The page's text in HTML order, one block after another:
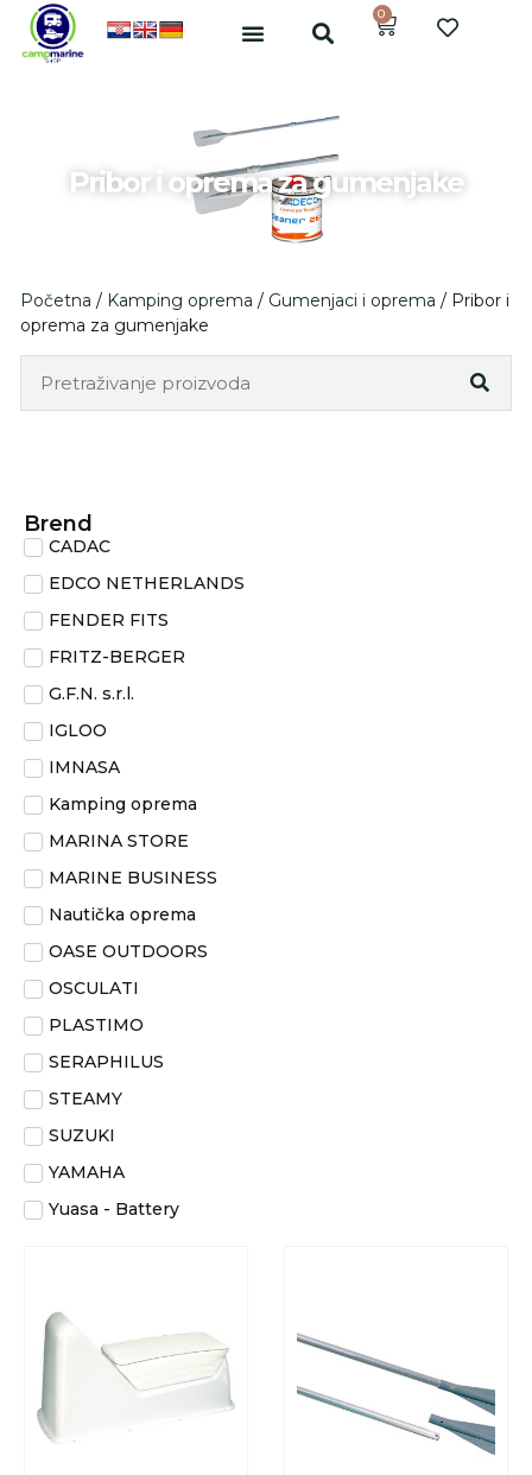
0
Pribor i oprema za gumenjake
Početna / Kamping oprema / Gumenjaci i oprema / Pribor i
oprema za gumenjake
Brend
CADAC
EDCO NETHERLANDS
FENDER FITS
FRITZ-BERGER
G.F.N. s.r.l.
IGLOO
IMNASA
Kamping oprema
MARINA STORE
MARINE BUSINESS
Nautička oprema
OASE OUTDOORS
OSCULATI
PLASTIMO
SERAPHILUS
STEAMY
SUZUKI
YAMAHA
Yuasa - Battery